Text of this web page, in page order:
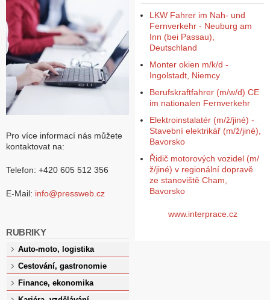
Pro více informací nás můžete
kontaktovat na:
Telefon: +420 605 512 356
E-Mail: info@pressweb.cz
RUBRIKY
Auto-moto, logistika
Cestování, gastronomie
Finance, ekonomika
LKW Fahrer im Nah- und
Fernverkehr - Neuburg am
Inn (bei Passau),
Deutschland
Monter okien m/k/d -
Ingolstadt, Niemcy
Berufskraftfahrer (m/w/d) CE
im nationalen Fernverkehr
Elektroinstalatér (m/ž/jiné) -
Stavební elektrikář (m/ž/jiné),
Bavorsko
Řidič motorových vozidel (m/
ž/jiné) v regionální dopravě
ze stanoviště Cham,
Bavorsko
www.interprace.cz